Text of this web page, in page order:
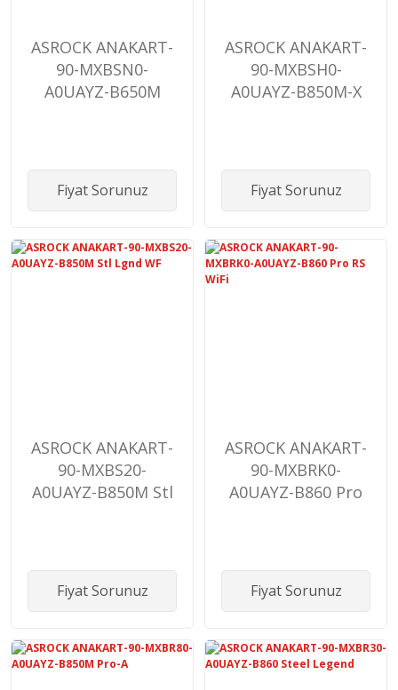
ASROCK ANAKART-
90-MXBSN0-
A0UAYZ-B650M
Fiyat Sorunuz
ASROCK ANAKART-
90-MXBSH0-
A0UAYZ-B850M-X
Fiyat Sorunuz
ASROCK ANAKART-
90-MXBS20-
A0UAYZ-B850M Stl
Fiyat Sorunuz
ASROCK ANAKART-
90-MXBRK0-
A0UAYZ-B860 Pro
Fiyat Sorunuz